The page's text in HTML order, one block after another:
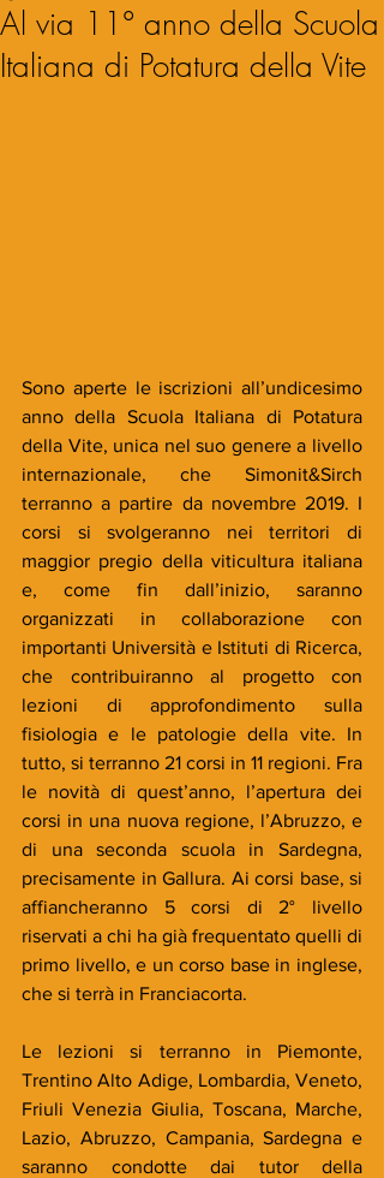
Al via 11° anno della Scuola
Italiana di Potatura della Vite
Sono aperte le iscrizioni all’undicesimo
anno della Scuola Italiana di Potatura
della Vite, unica nel suo genere a livello
internazionale, che Simonit&Sirch
terranno a partire da novembre 2019. I
corsi si svolgeranno nei territori di
maggior pregio della viticultura italiana
e, come fin dall’inizio, saranno
organizzati in collaborazione con
importanti Università e Istituti di Ricerca,
che contribuiranno al progetto con
lezioni di approfondimento sulla
fisiologia e le patologie della vite. In
tutto, si terranno 21 corsi in 11 regioni. Fra
le novità di quest’anno, l’apertura dei
corsi in una nuova regione, l’Abruzzo, e
di una seconda scuola in Sardegna,
precisamente in Gallura. Ai corsi base, si
affiancheranno 5 corsi di 2° livello
riservati a chi ha già frequentato quelli di
primo livello, e un corso base in inglese,
che si terrà in Franciacorta.
Le lezioni si terranno in Piemonte,
Trentino Alto Adige, Lombardia, Veneto,
Friuli Venezia Giulia, Toscana, Marche,
Lazio, Abruzzo, Campania, Sardegna e
saranno condotte dai tutor della